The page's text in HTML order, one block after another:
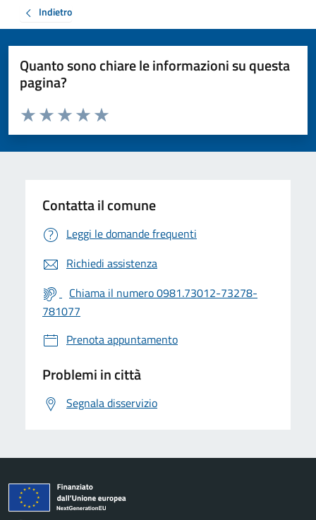
Indietro
Quanto sono chiare le informazioni su questa
pagina?
Valuta da 1 a 5 stelle la pagina
Valuta 5 stelle su 5
Valuta 4 stelle su 5
Valuta 3 stelle su 5
Valuta 2 stelle su 5
Valuta 1 stelle su 5
Contatta il comune
Leggi le domande frequenti
Richiedi assistenza
Chiama il numero 0981.73012-73278-
781077
Prenota appuntamento
Problemi in città
Segnala disservizio